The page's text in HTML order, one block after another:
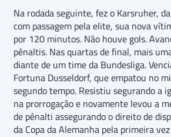
Na rodada seguinte, fez o Karsruher,
com passagem pela elite, sua nova
por 120 minutos. Não houve gols.
pênaltis. Nas quartas de final, mais
diante de um time da Bundesliga.
Fortuna Dusseldorf, que empatou no
segundo tempo. Resistiu segurando a
na prorrogação e novamente levou a
de pênalti assegurando o direito de
da Copa da Alemanha pela primeira